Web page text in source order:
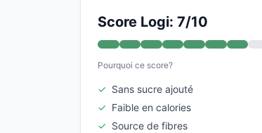
Score Logi: 7/10
Pourquoi ce score?
✓ Sans sucre ajouté
✓ Faible en calories
✓ Source de fibres